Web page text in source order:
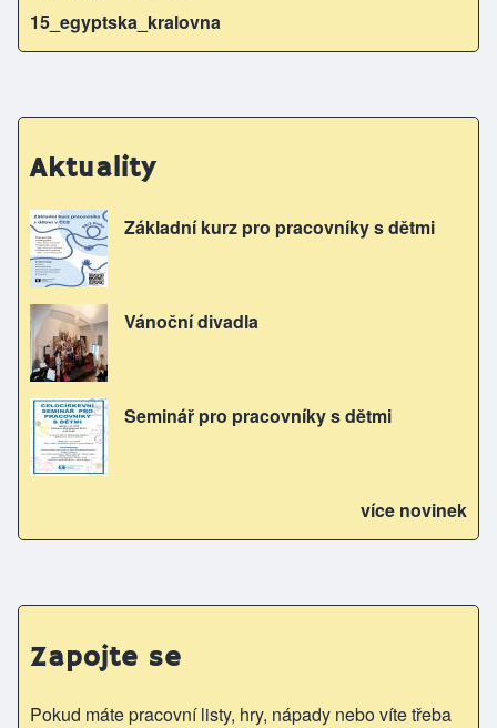
15_egyptska_kralovna
Aktuality
Základní kurz pro pracovníky s dětmi
Vánoční divadla
Seminář pro pracovníky s dětmi
více novinek
Zapojte se
Pokud máte pracovní listy, hry, nápady nebo víte třeba